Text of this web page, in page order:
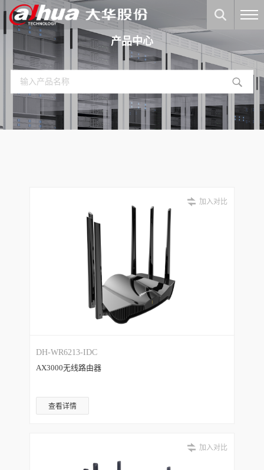
产品中心
加入对比
DH-WR6213-IDC
AX3000无线路由器
查看详情
加入对比